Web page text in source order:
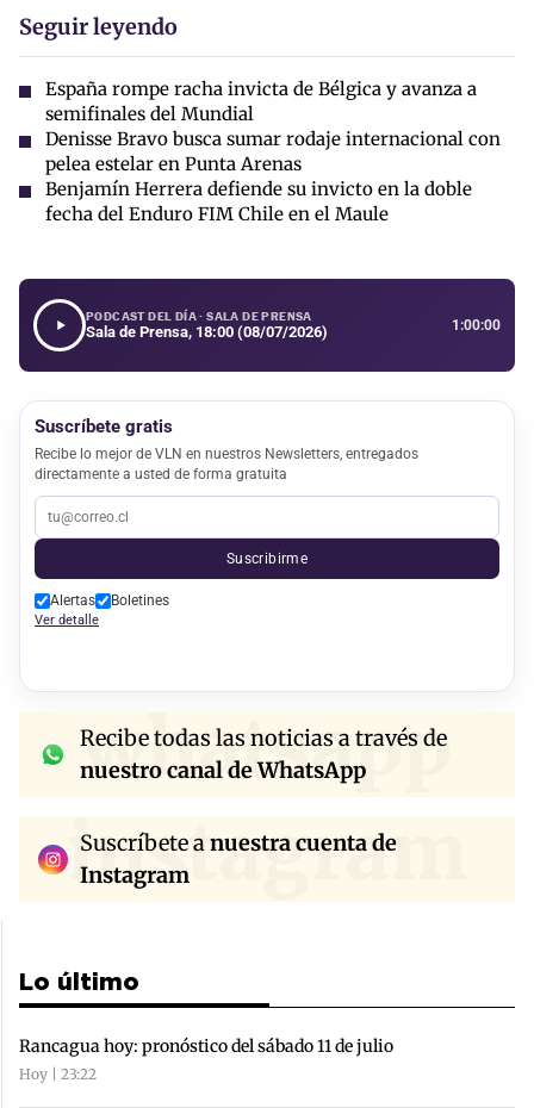
Seguir leyendo
España rompe racha invicta de Bélgica y avanza a
semifinales del Mundial
Denisse Bravo busca sumar rodaje internacional con
pelea estelar en Punta Arenas
Benjamín Herrera defiende su invicto en la doble
fecha del Enduro FIM Chile en el Maule
PODCAST DEL DÍA · SALA DE PRENSA
Sala de Prensa, 18:00 (08/07/2026) 1:00:00
Suscríbete gratis
Recibe lo mejor de VLN en nuestros Newsletters, entregados
directamente a usted de forma gratuita
Suscribirme
Alertas Boletines
Ver detalle
whatsapp
Recibe todas las noticias a través de
nuestro canal de WhatsApp
instagram
Suscríbete anuestra cuenta de
Instagram
Lo último
Rancagua hoy: pronóstico del sábado 11 de julio
Hoy | 23:22